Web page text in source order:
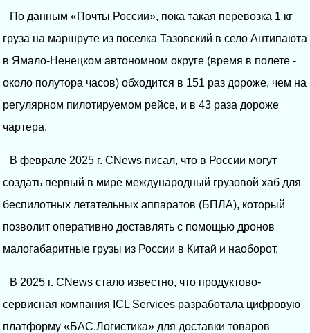
По данным «Почты России», пока такая перевозка 1 кг
груза на маршруте из поселка Тазовский в село Антипаюта
в Ямало-Ненецком автономном округе (время в полете -
около полутора часов) обходится в 151 раз дороже, чем на
регулярном пилотируемом рейсе, и в 43 раза дороже
чартера.
В феврале 2025 г. CNews писал, что в России могут
создать первый в мире международный грузовой хаб для
беспилотных летательных аппаратов (БПЛА), который
позволит оперативно доставлять с помощью дронов
малогабаритные грузы из России в Китай и наоборот,
В 2025 г. CNews стало известно, что продуктово-
сервисная компания ICL Services разработала цифровую
платформу «БАС.Логистика» для доставки товаров